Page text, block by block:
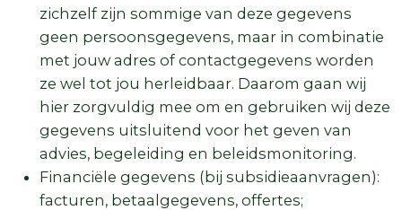
zichzelf zijn sommige van deze gegevens
geen persoonsgegevens, maar in combinatie
met jouw adres of contactgegevens worden
ze wel tot jou herleidbaar. Daarom gaan wij
hier zorgvuldig mee om en gebruiken wij deze
gegevens uitsluitend voor het geven van
advies, begeleiding en beleidsmonitoring.
Financiële gegevens (bij subsidieaanvragen):
facturen, betaalgegevens, offertes;